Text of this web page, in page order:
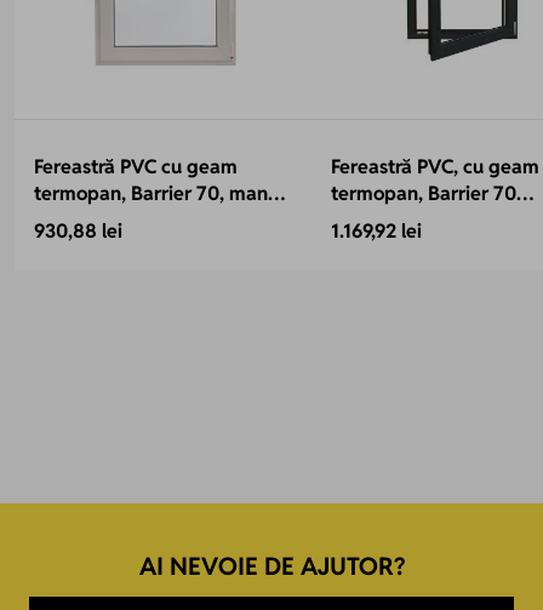
Fereastră PVC cu geam
termopan, Barrier 70, maner
Toulon, 860x1160 mm, profil
70 mm, sticlă protecție
930,88 lei
Fereastră PVC, cu geam
termopan, Barrier 70
antracit, 860x1160 mm,
protectie solara,
1.169,92 lei
AI NEVOIE DE AJUTOR?